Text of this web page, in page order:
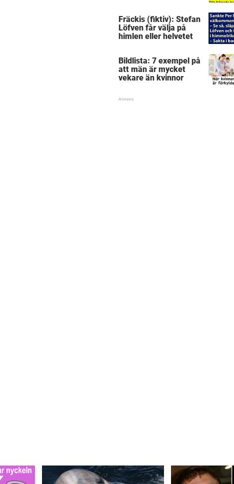
Fräckis (fiktiv): Stefan
Löfven får välja på
himlen eller helvetet
Bildlista: 7 exempel på
att män är mycket
vekare än kvinnor